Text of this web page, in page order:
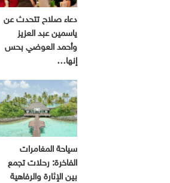
دعاء صلاح تتحدث عن
ياسمين عبد العزيز
وأحمد العوضي بحس
إنها…
سياحة المغامرات
الفاخرة: رحلات تجمع
بين الإثارة والرفاهية